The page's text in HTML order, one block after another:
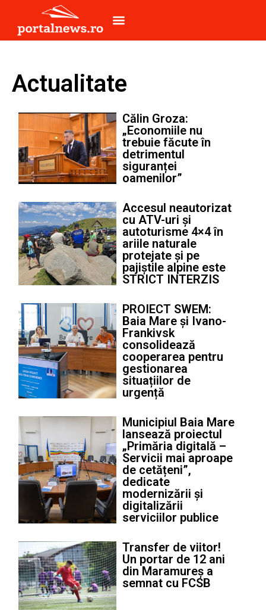
Actualitate
Călin Groza:
„Economiile nu
trebuie făcute în
detrimentul
siguranței
oamenilor”
Accesul neautorizat
cu ATV-uri și
autoturisme 4×4 în
ariile naturale
protejate și pe
pajiștile alpine este
STRICT INTERZIS
PROIECT SWEM:
Baia Mare și Ivano-
Frankivsk
consolidează
cooperarea pentru
gestionarea
situațiilor de
urgență
Municipiul Baia Mare
lansează proiectul
„Primăria digitală –
Servicii mai aproape
de cetățeni”,
dedicate
modernizării și
digitalizării
serviciilor publice
Transfer de viitor!
Un portar de 12 ani
din Maramureș a
semnat cu FCSB